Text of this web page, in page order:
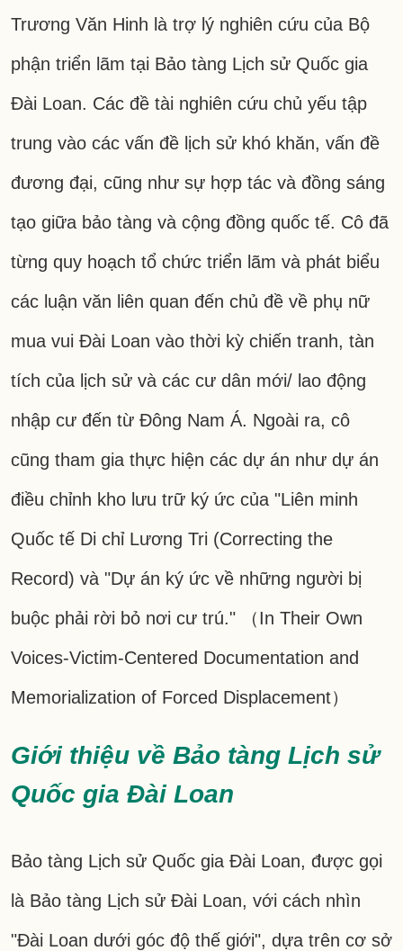
Trương Văn Hinh là trợ lý nghiên cứu của Bộ
phận triển lãm tại Bảo tàng Lịch sử Quốc gia
Đài Loan. Các đề tài nghiên cứu chủ yếu tập
trung vào các vấn đề lịch sử khó khăn, vấn đề
đương đại, cũng như sự hợp tác và đồng sáng
tạo giữa bảo tàng và cộng đồng quốc tế. Cô đã
từng quy hoạch tổ chức triển lãm và phát biểu
các luận văn liên quan đến chủ đề về phụ nữ
mua vui Đài Loan vào thời kỳ chiến tranh, tàn
tích của lịch sử và các cư dân mới/ lao động
nhập cư đến từ Đông Nam Á. Ngoài ra, cô
cũng tham gia thực hiện các dự án như dự án
điều chỉnh kho lưu trữ ký ức của "Liên minh
Quốc tế Di chỉ Lương Tri (Correcting the
Record) và "Dự án ký ức về những người bị
buộc phải rời bỏ nơi cư trú." （In Their Own
Voices-Victim-Centered Documentation and
Memorialization of Forced Displacement）
Giới thiệu về Bảo tàng Lịch sử
Quốc gia Đài Loan
Bảo tàng Lịch sử Quốc gia Đài Loan, được gọi
là Bảo tàng Lịch sử Đài Loan, với cách nhìn
"Đài Loan dưới góc độ thế giới", dựa trên cơ sở